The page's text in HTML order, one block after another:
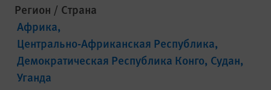
Регион / Страна
Африка
Центрально-Африканская Республика
Демократическая Республика Конго Судан
Уганда